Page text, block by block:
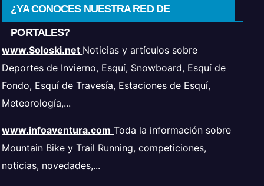
¿YA CONOCES NUESTRA RED DE
PORTALES?
www.Soloski.net Noticias y artículos sobre
Deportes de Invierno, Esquí, Snowboard, Esquí de
Fondo, Esquí de Travesía, Estaciones de Esquí,
Meteorología,...
www.infoaventura.com Toda la información sobre
Mountain Bike y Trail Running, competiciones,
noticias, novedades,...